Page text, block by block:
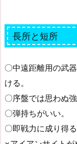
長所と短所
〇中遠距離用の武
ける。
〇序盤では思わぬ
〇弾持ちがいい。
〇即戦力に成り得る